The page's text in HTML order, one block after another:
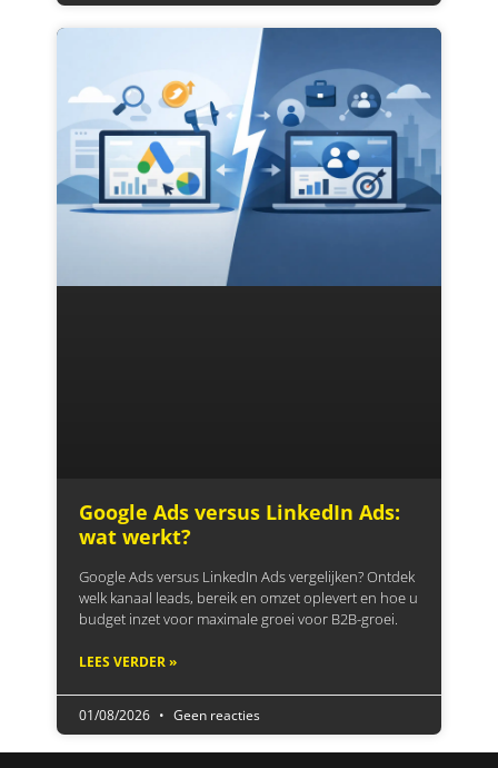
Google Ads versus LinkedIn Ads:
wat werkt?
Google Ads versus LinkedIn Ads vergelijken? Ontdek
welk kanaal leads, bereik en omzet oplevert en hoe u
budget inzet voor maximale groei voor B2B-groei.
LEES VERDER »
01/08/2026 Geen reacties